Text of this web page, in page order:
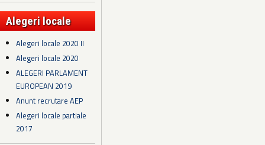
Alegeri locale
Alegeri locale 2020 II
Alegeri locale 2020
ALEGERI PARLAMENT
EUROPEAN 2019
Anunt recrutare AEP
Alegeri locale partiale
2017